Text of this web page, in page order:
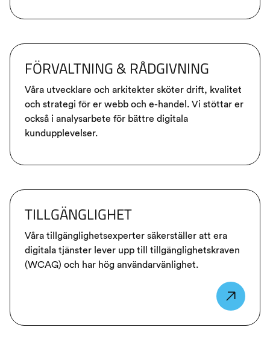
FÖRVALTNING & RÅDGIVNING
Våra utvecklare och arkitekter sköter drift, kvalitet
och strategi för er webb och e-handel. Vi stöttar er
också i analysarbete för bättre digitala
kundupplevelser.
TILLGÄNGLIGHET
Våra tillgänglighetsexperter säkerställer att era
digitala tjänster lever upp till tillgänglighetskraven
(WCAG) och har hög användarvänlighet.